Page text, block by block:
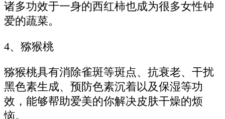
诸多功效于一身的西红柿也成为很多女性钟
爱的蔬菜。
4、猕猴桃
猕猴桃具有消除雀斑等斑点、抗衰老、干扰
黑色素生成、预防色素沉着以及保湿等功
效，能够帮助爱美的你解决皮肤干燥的烦
恼。